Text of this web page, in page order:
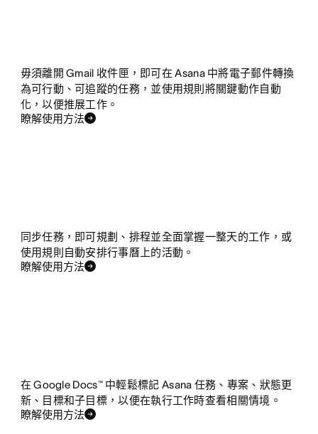
毋須離開 Gmail 收件匣，即可在 Asana 中將電子郵件轉換
為可行動、可追蹤的任務，並使用規則將關鍵動作自動
化，以便推展工作。
瞭解使用方法
同步任務，即可規劃、排程並全面掌握一整天的工作，或
使用規則自動安排行事曆上的活動。
瞭解使用方法
在 Google Docs™ 中輕鬆標記 Asana 任務、專案、狀態更
新、目標和子目標，以便在執行工作時查看相關情境。
瞭解使用方法